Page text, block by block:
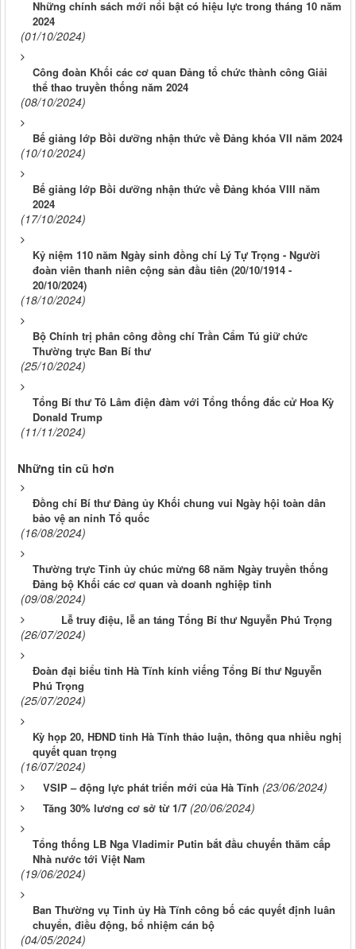
Những chính sách mới nổi bật có hiệu lực trong tháng 10 năm
2024
(01/10/2024)
Công đoàn Khối các cơ quan Đảng tổ chức thành công Giải
thể thao truyền thống năm 2024
(08/10/2024)
Bế giảng lớp Bồi dưỡng nhận thức về Đảng khóa VII năm 2024
(10/10/2024)
Bế giảng lớp Bồi dưỡng nhận thức về Đảng khóa VIII năm
2024
(17/10/2024)
Kỷ niệm 110 năm Ngày sinh đồng chí Lý Tự Trọng - Người
đoàn viên thanh niên cộng sản đầu tiên (20/10/1914 -
20/10/2024)
(18/10/2024)
Bộ Chính trị phân công đồng chí Trần Cẩm Tú giữ chức
Thường trực Ban Bí thư
(25/10/2024)
Tổng Bí thư Tô Lâm điện đàm với Tổng thống đắc cử Hoa Kỳ
Donald Trump
(11/11/2024)
Những tin cũ hơn
Đồng chí Bí thư Đảng ủy Khối chung vui Ngày hội toàn dân
bảo vệ an ninh Tổ quốc
(16/08/2024)
Thường trực Tỉnh ủy chúc mừng 68 năm Ngày truyền thống
Đảng bộ Khối các cơ quan và doanh nghiệp tỉnh
(09/08/2024)
Lễ truy điệu, lễ an táng Tổng Bí thư Nguyễn Phú Trọng
(26/07/2024)
Đoàn đại biểu tỉnh Hà Tĩnh kính viếng Tổng Bí thư Nguyễn
Phú Trọng
(25/07/2024)
Kỳ họp 20, HĐND tỉnh Hà Tĩnh thảo luận, thông qua nhiều nghị
quyết quan trọng
(16/07/2024)
VSIP – động lực phát triển mới của Hà Tĩnh (23/06/2024)
Tăng 30% lương cơ sở từ 1/7 (20/06/2024)
Tổng thống LB Nga Vladimir Putin bắt đầu chuyến thăm cấp
Nhà nước tới Việt Nam
(19/06/2024)
Ban Thường vụ Tỉnh ủy Hà Tĩnh công bố các quyết định luân
chuyển, điều động, bổ nhiệm cán bộ
(04/05/2024)